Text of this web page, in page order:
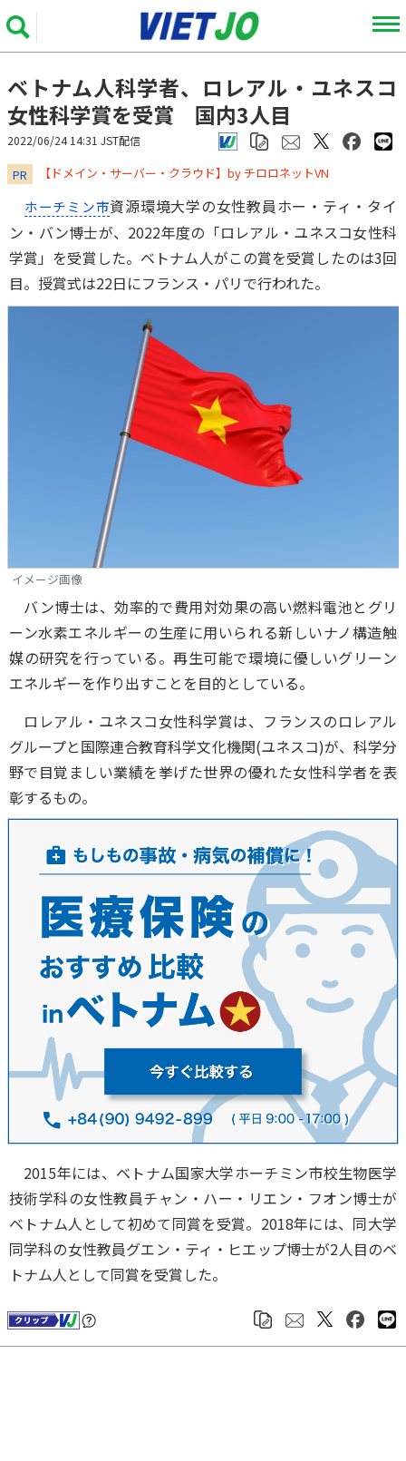
ベトナム人科学者、ロレアル・ユネスコ
女性科学賞を受賞 国内3人目
2022/06/24 14:31 JST配信
PR ​​​​​​​【ドメイン・サーバー・クラウド】by チロロネットVN
ホーチミン市資源環境大学の女性教員ホー・ティ・タイ
ン・バン博士が、2022年度の「ロレアル・ユネスコ女性科
学賞」を受賞した。ベトナム人がこの賞を受賞したのは3回
目。授賞式は22日にフランス・パリで行われた。
イメージ画像
バン博士は、効率的で費用対効果の高い燃料電池とグリ
ーン水素エネルギーの生産に用いられる新しいナノ構造触
媒の研究を行っている。再生可能で環境に優しいグリーン
エネルギーを作り出すことを目的としている。
ロレアル・ユネスコ女性科学賞は、フランスのロレアル
グループと国際連合教育科学文化機関(ユネスコ)が、科学分
野で目覚ましい業績を挙げた世界の優れた女性科学者を表
彰するもの。
2015年には、ベトナム国家大学ホーチミン市校生物医学
技術学科の女性教員チャン・ハー・リエン・フオン博士が
ベトナム人として初めて同賞を受賞。2018年には、同大学
同学科の女性教員グエン・ティ・ヒエップ博士が2人目のベ
トナム人として同賞を受賞した。